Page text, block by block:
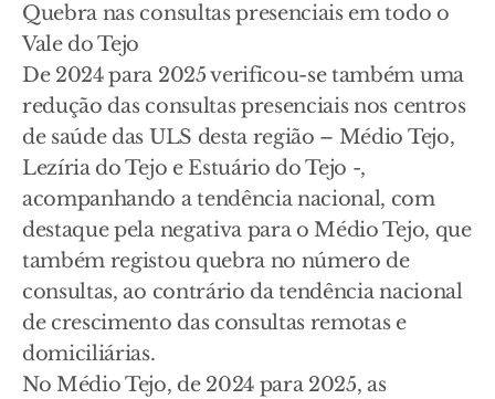
Quebra nas consultas presenciais em todo o
Vale do Tejo
De 2024 para 2025 verificou-se também uma
redução das consultas presenciais nos centros
de saúde das ULS desta região – Médio Tejo,
Lezíria do Tejo e Estuário do Tejo -,
acompanhando a tendência nacional, com
destaque pela negativa para o Médio Tejo, que
também registou quebra no número de
consultas, ao contrário da tendência nacional
de crescimento das consultas remotas e
domiciliárias.
No Médio Tejo, de 2024 para 2025, as